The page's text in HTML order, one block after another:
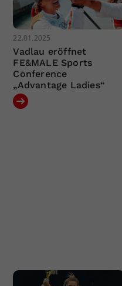
22.01.2025
Vadlau eröffnet
FE&MALE Sports
Conference
„Advantage Ladies“